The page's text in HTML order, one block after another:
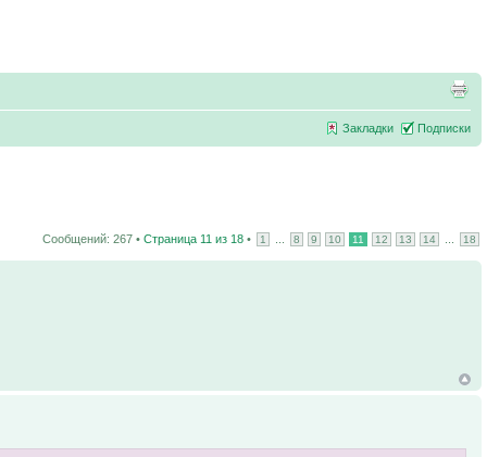
Закладки Подписки
Сообщений: 267 • Страница 11 из 18 • 1 8 9 10 11 12 13 14 18